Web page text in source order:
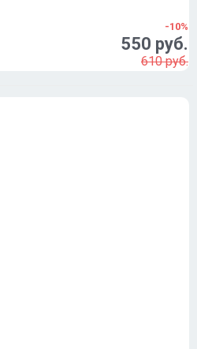
-10%
550 руб.
610 руб.